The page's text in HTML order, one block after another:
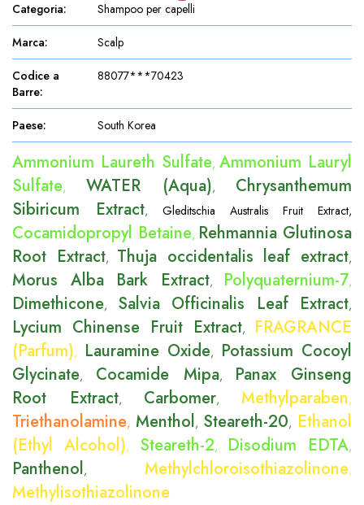
Categoria: Shampoo per capelli
Marca: Scalp
Codice a
Barre:
88077***70423
Paese: South Korea
Ammonium Laureth Sulfate,Ammonium Lauryl
Sulfate, WATER (Aqua), Chrysanthemum
Sibiricum Extract, Gleditschia Australis Fruit Extract,
Cocamidopropyl Betaine, Rehmannia Glutinosa
Root Extract, Thuja occidentalis leaf extract,
Morus Alba Bark Extract, Polyquaternium-7,
Dimethicone, Salvia Officinalis Leaf Extract,
Lycium Chinense Fruit Extract, FRAGRANCE
(Parfum), Lauramine Oxide, Potassium Cocoyl
Glycinate, Cocamide Mipa, Panax Ginseng
Root Extract, Carbomer, Methylparaben,
Triethanolamine, Menthol, Steareth-20, Ethanol
(Ethyl Alcohol), Steareth-2, Disodium EDTA,
Panthenol, Methylchloroisothiazolinone,
Methylisothiazolinone